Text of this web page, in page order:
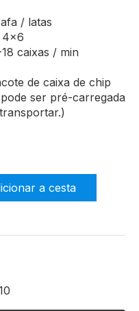
/ latas
4x6
18 caixas / min
de caixa de chip
ser pré-carregada
a cesta